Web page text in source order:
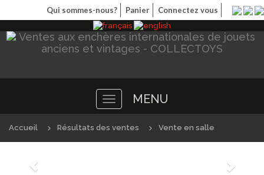
Qui sommes-nous? Panier Connectez vous
Toggle
navigation
MENU
Accueil Résultats des ventes Vente en salle
Précédént